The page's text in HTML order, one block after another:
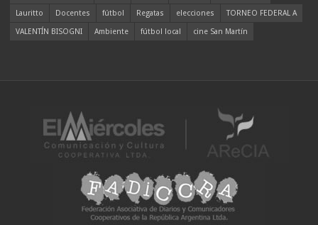
Lauritto
Docentes fútbol Regatas elecciones
TORNEO FEDERAL A
VALENTÍN BISOGNI
Ambiente fútbol local cine San Martín